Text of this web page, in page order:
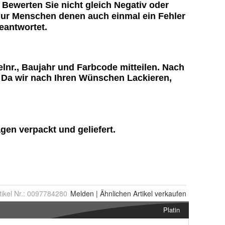
Nr.: 0097784280 Melden | Ähnlichen Artikel verkaufen
Platin